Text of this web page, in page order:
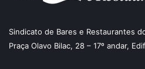
Sindicato de Bares e Restaurantes
Praça Olavo Bilac, 28 – 17º andar,